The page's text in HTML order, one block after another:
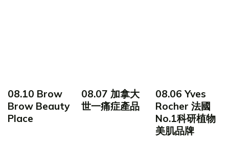
08.10 Brow
Brow Beauty
Place
08.07 加拿大
世一痛症產品
08.06 Yves
Rocher 法國
No.1科研植物
美肌品牌